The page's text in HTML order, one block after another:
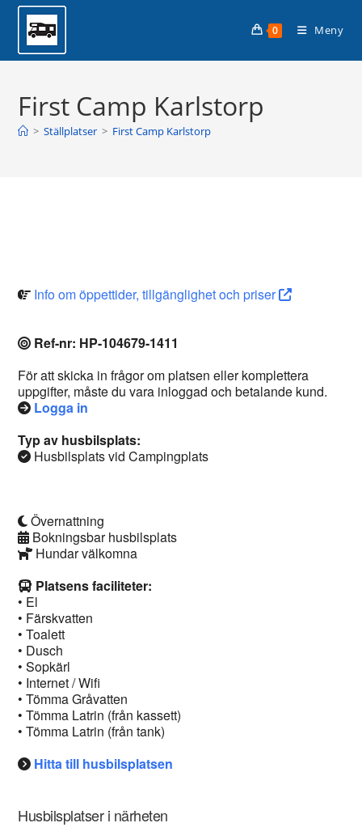
Hoppa
innehållet
0 Meny
First Camp Karlstorp
> Ställplatser > First Camp Karlstorp
Info om öppettider, tillgänglighet och priser
Ref-nr: HP-104679-1411
För att skicka in frågor om platsen eller komplettera
uppgifter, måste du vara inloggad och betalande kund.
Logga in
Typ av husbilsplats:
Husbilsplats vid Campingplats
Övernattning
Bokningsbar husbilsplats
Hundar välkomna
Platsens faciliteter:
• El
• Färskvatten
• Toalett
• Dusch
• Sopkärl
• Internet / Wifi
• Tömma Gråvatten
• Tömma Latrin (från kassett)
• Tömma Latrin (från tank)
Hitta till husbilsplatsen
Husbilsplatser i närheten
Planera din husbilssemester med
Husbilsplatsguiden Premium!
Läs mer >